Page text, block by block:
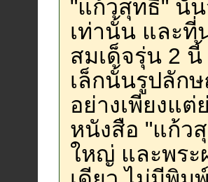
"แก้วสุทธิ" นั้
เท่านั้น และที่
สมเด็จรุ่น 2
เล็กนั้นรูปลัก
อย่างเพียงแต่
หนังสือ "แก้ว
ใหญ่ และพระ